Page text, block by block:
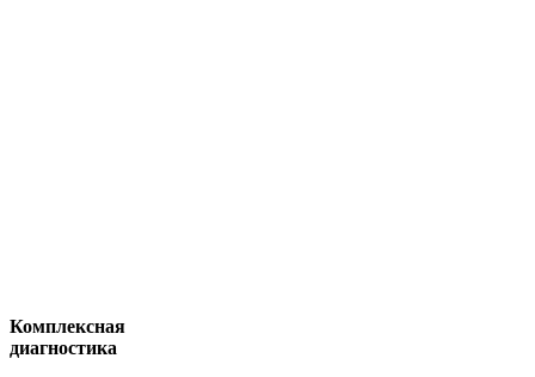
Комплексная
диагностика